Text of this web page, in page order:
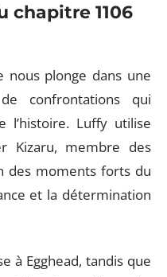
chapitre 1106
nous plonge dans une
confrontations qui
l’histoire. Luffy utilise
Kizaru, membre des
des moments forts du
et la détermination
à Egghead, tandis que